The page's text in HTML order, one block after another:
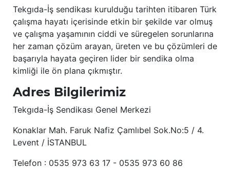
Tekgıda-İş sendikası kurulduğu tarihten itibaren Türk
çalışma hayatı içerisinde etkin bir şekilde var olmuş
ve çalışma yaşamının ciddi ve süregelen sorunlarına
her zaman çözüm arayan, üreten ve bu çözümleri de
başarıyla hayata geçiren lider bir sendika olma
kimliği ile ön plana çıkmıştır.
Adres Bilgilerimiz
Tekgıda-İş Sendikası Genel Merkezi
Konaklar Mah. Faruk Nafiz Çamlıbel Sok.No:5 / 4.
Levent / İSTANBUL
Telefon : 0535 973 63 17 - 0535 973 60 86